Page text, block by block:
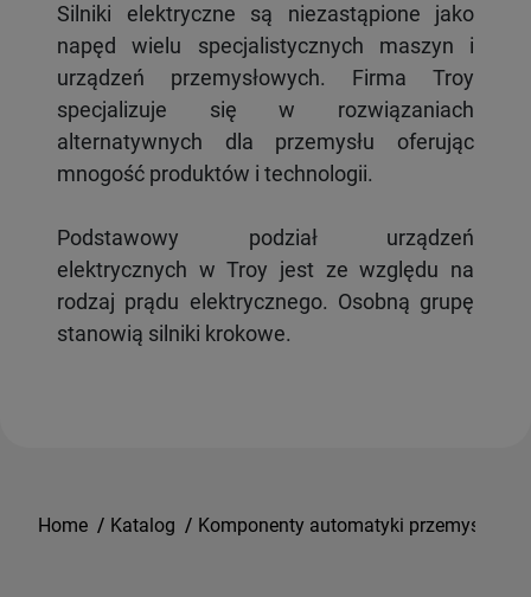
Silniki elektryczne są niezastąpione jako
napęd wielu specjalistycznych maszyn i
urządzeń przemysłowych. Firma Troy
specjalizuje się w rozwiązaniach
alternatywnych dla przemysłu oferując
mnogość produktów i technologii.
Podstawowy podział urządzeń
elektrycznych w Troy jest ze względu na
rodzaj prądu elektrycznego. Osobną grupę
stanowią silniki krokowe.
Home / Katalog / Komponenty automatyki przemysłowej